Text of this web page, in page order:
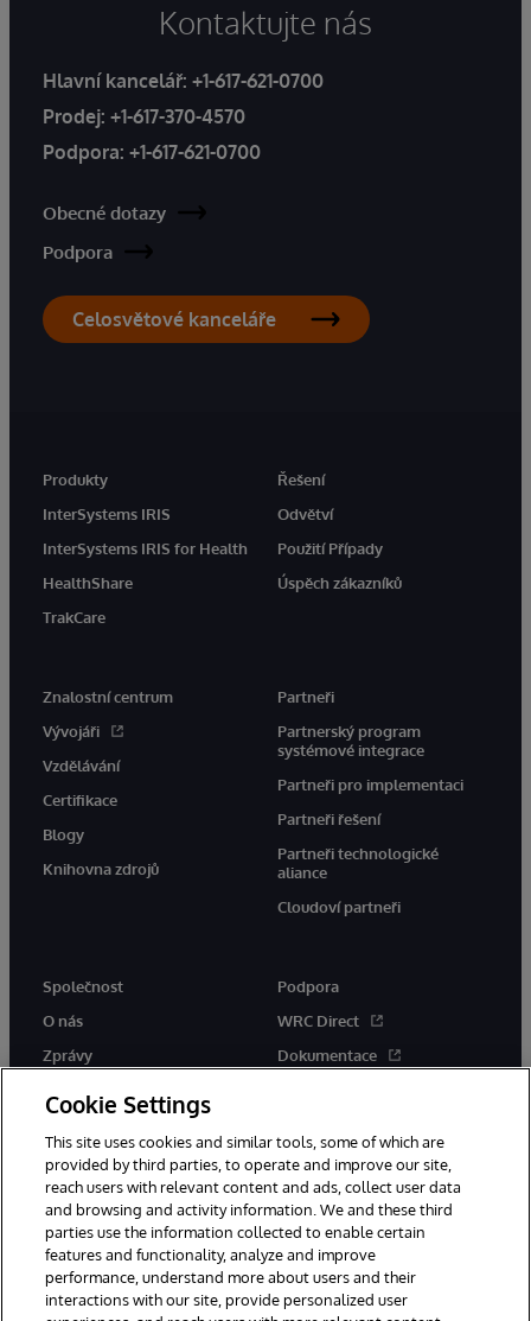
Kontaktujte nás
Hlavní kancelář: +1-617-621-0700
Prodej: +1-617-370-4570
Podpora: +1-617-621-0700
Obecné dotazy
Podpora
Celosvětové kanceláře
Produkty
InterSystems IRIS
InterSystems IRIS for Health
HealthShare
TrakCare
Řešení
Odvětví
Použití Případy
Úspěch zákazníků
Znalostní centrum
Vývojáři
Vzdělávání
Certifikace
Blogy
Knihovna zdrojů
Partneři
Partnerský program
systémové integrace
Partneři pro implementaci
Partneři řešení
Partneři technologické
aliance
Cloudoví partneři
Společnost
O nás
Zprávy
Podpora
WRC Direct
Dokumentace
© 1996-2026 InterSystems Corporation, Boston, MA. Všechna práva
vyhrazena.
Cookie Settings
This site uses cookies and similar tools, some of which are
provided by third parties, to operate and improve our site,
reach users with relevant content and ads, collect user data
and browsing and activity information. We and these third
parties use the information collected to enable certain
features and functionality, analyze and improve
performance, understand more about users and their
interactions with our site, provide personalized user